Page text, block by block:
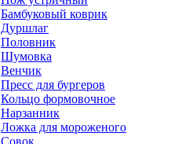
Бамбуковый коврик
Дуршлаг
Половник
Шумовка
Венчик
Пресс для бургеров
Кольцо формовочное
Нарзанник
Ложка для мороженого
Совок